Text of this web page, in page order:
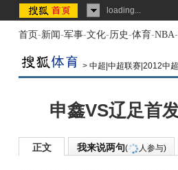
loading...
首页-新闻-军事-文化-历史-体育-NBA-
> 中超|中超联赛|2012中
申鑫VS辽足首
正文 我来说两句( 人参与)